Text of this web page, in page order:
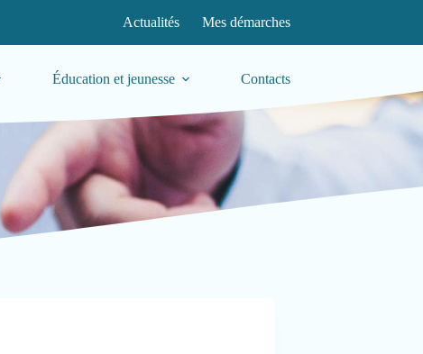
Actualités Mes démarches
Éducation et jeunesse Contacts